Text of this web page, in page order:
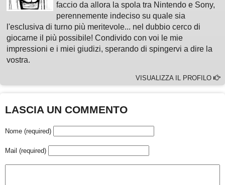
faccio da allora la spola tra Nintendo e Sony,
perennemente indeciso su quale sia
l'esclusiva di turno più meritevole... nel dubbio cerco di
giocarne il più possibile! Condivido con voi le mie
impressioni e i miei giudizi, sperando di spingervi a dire la
vostra.
VISUALIZZA IL PROFILO
LASCIA UN COMMENTO
Nome (required)
Mail (required)